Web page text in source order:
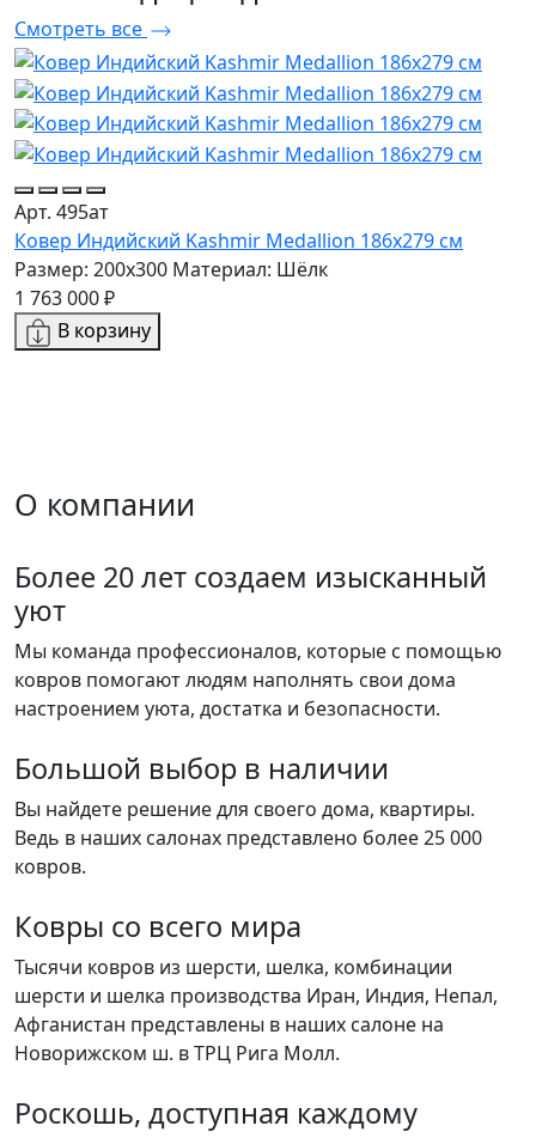
Смотреть все
Арт. 495ат
Ковер Индийский Kashmir Medallion 186x279 см
Размер: 200x300 Материал: Шёлк
1 763 000 ₽
В корзину
О компании
Более 20 лет создаем изысканный
уют
Мы команда профессионалов, которые с помощью
ковров помогают людям наполнять свои дома
настроением уюта, достатка и безопасности.
Большой выбор в наличии
Вы найдете решение для своего дома, квартиры.
Ведь в наших салонах представлено более 25 000
ковров.
Ковры со всего мира
Тысячи ковров из шерсти, шелка, комбинации
шерсти и шелка производства Иран, Индия, Непал,
Афганистан представлены в наших салоне на
Новорижском ш. в ТРЦ Рига Молл.
Роскошь, доступная каждому